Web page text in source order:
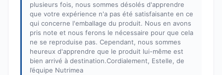
plusieurs fois, nous sommes désolés d'apprendre
que votre expérience n'a pas été satisfaisante en ce
qui concerne l'emballage du produit. Nous en avons
pris note et nous ferons le nécessaire pour que cela
ne se reproduise pas. Cependant, nous sommes
heureux d'apprendre que le produit lui-même est
bien arrivé à destination.Cordialement, Estelle, de
l’équipe Nutrimea